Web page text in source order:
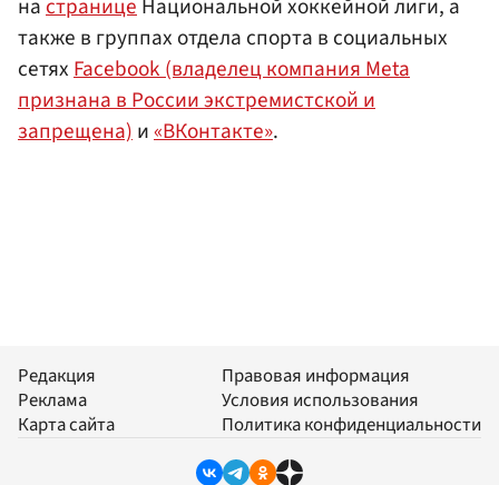
настраницеНациональной хоккейной лиги, а
также в группах отдела спорта в социальных
сетяхFacebook (владелец компания Meta
признана в России экстремистской и
запрещена)и«ВКонтакте».
Редакция
Реклама
Карта сайта
Правовая информация
Условия использования
Политика конфиденциальности